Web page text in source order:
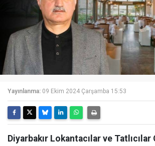
Yayınlanma: 09 Ekim 2024 Çarşamba 15:53
Diyarbakır Lokantacılar ve Tatlıcılar